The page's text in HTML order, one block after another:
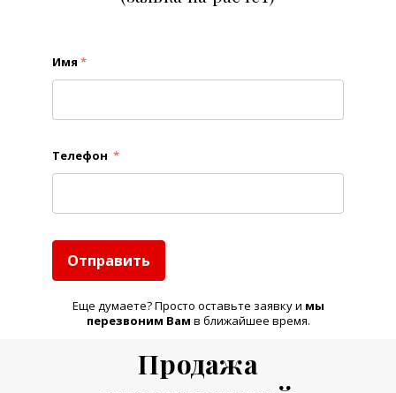
Имя *
Телефон *
Отправить
Еще думаете? Просто оставьте заявку и мы
перезвоним Вам в ближайшее время.
Продажа